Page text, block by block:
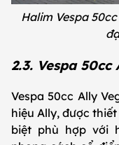
Halim Vespa
2.3. Vespa 50cc
Vespa 50cc Ally
hiệu Ally, được
biệt phù hợp với